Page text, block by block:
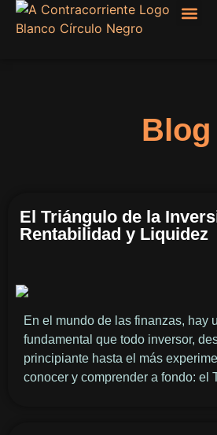
Blog
El Triángulo de la
Rentabilidad y Liquidez
En el mundo de las finanzas, hay
fundamental que todo inversor,
principiante hasta el más
conocer y comprender a fondo: el